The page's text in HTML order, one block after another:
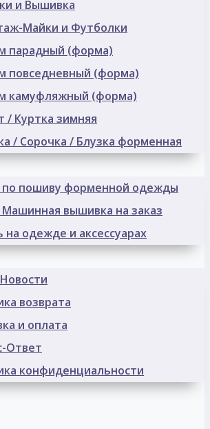
и Вышивка
Майки и Футболки
парадный (форма)
повседневный (форма)
камуфляжный (форма)
/ Куртка зимняя
/ Сорочка / Блузка форменная
по пошиву форменной одежды
Машинная вышивка на заказ
на одежде и аксессуарах
возврата
и оплата
Ответ
конфиденциальности